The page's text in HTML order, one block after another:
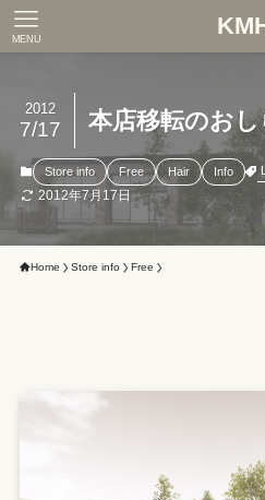
MENU
本店移転のお
2012
7/17
Store info Free Hair Info
2012年7月17日
Home Store info Free